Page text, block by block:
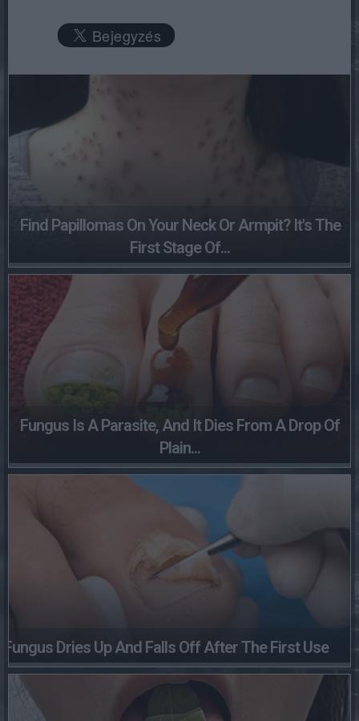
Find Papillomas On Your Neck Or Armpit? It's The
First Stage Of...
Fungus Is A Parasite, And It Dies From A Drop Of
Plain...
Fungus Dries Up And Falls Off After The First Use